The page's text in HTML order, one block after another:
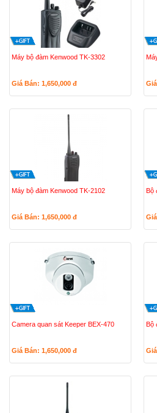
Máy bộ đàm Kenwood TK-3302
Giá Bán: 1,650,000 đ
Máy bộ đàm Kenwood TK-2102
Giá Bán: 1,650,000 đ
Bộ
Camera quan sát Keeper BEX-470
Giá Bán: 1,650,000 đ
Bộ